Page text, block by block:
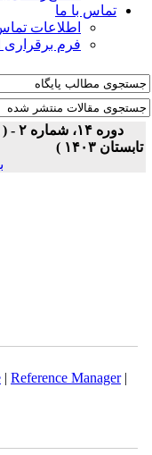
تماس با ما
اطلاعات تماس
فرم برقراری
دوره
۱۴۰۳ )
|Reference Manager